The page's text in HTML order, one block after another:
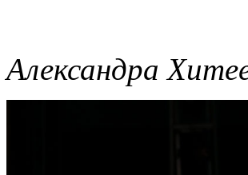
Александра